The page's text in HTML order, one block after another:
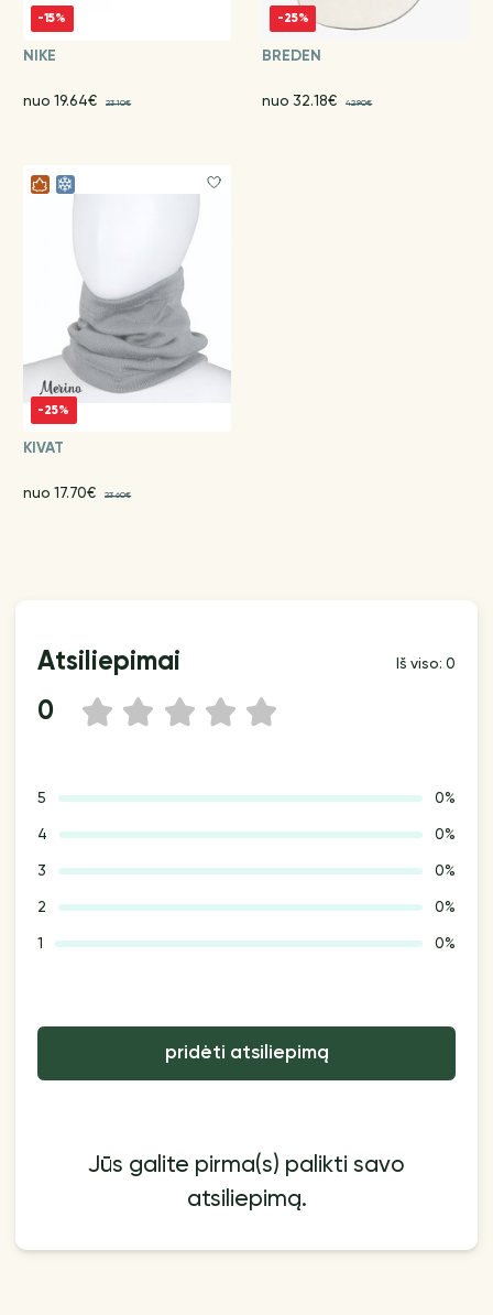
-15%
NIKE
nuo 19.64€ 23.10€
-25%
BREDEN
nuo 32.18€ 42.90€
-25%
KIVAT
nuo 17.70€ 23.60€
Atsiliepimai Iš viso: 0
0 5
4
3
2
1
5 0%
4 0%
3 0%
2 0%
1 0%
pridėti atsiliepimą
Jūs galite pirma(s) palikti savo
atsiliepimą.